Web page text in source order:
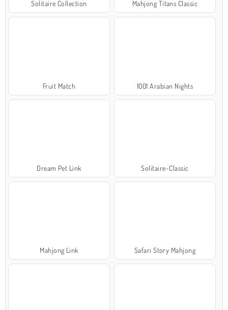
Solitaire Collection Mahjong Titans Classic
Fruit Match 1001 Arabian Nights
Dream Pet Link Solitaire-Classic
Mahjong Link Safari Story Mahjong